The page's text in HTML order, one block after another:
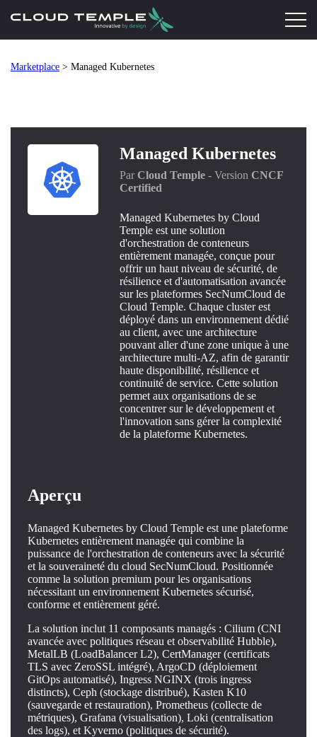
Marketplace > Managed Kubernetes
Managed Kubernetes
Par Cloud Temple - Version CNCF
Certified
Managed Kubernetes by Cloud
Temple est une solution
d'orchestration de conteneurs
entièrement managée, conçue pour
offrir un haut niveau de sécurité, de
résilience et d'automatisation avancée
sur les plateformes SecNumCloud de
Cloud Temple. Chaque cluster est
déployé dans un environnement dédié
au client, avec une architecture
pouvant aller d'une zone unique à une
architecture multi-AZ, afin de garantir
haute disponibilité, résilience et
continuité de service. Cette solution
permet aux organisations de se
concentrer sur le développement et
l'innovation sans gérer la complexité
de la plateforme Kubernetes.
Aperçu
Managed Kubernetes by Cloud Temple est une plateforme
Kubernetes entièrement managée qui combine la
puissance de l'orchestration de conteneurs avec la sécurité
et la souveraineté du cloud SecNumCloud. Positionnée
comme la solution premium pour les organisations
nécessitant un environnement Kubernetes sécurisé,
conforme et entièrement géré.
La solution inclut 11 composants managés : Cilium (CNI
avancée avec politiques réseau et observabilité Hubble),
MetalLB (LoadBalancer L2), CertManager (certificats
TLS avec ZeroSSL intégré), ArgoCD (déploiement
GitOps automatisé), Ingress NGINX (trois ingress
distincts), Ceph (stockage distribué), Kasten K10
(sauvegarde et restauration), Prometheus (collecte de
métriques), Grafana (visualisation), Loki (centralisation
des logs), et Kyverno (politiques de sécurité).